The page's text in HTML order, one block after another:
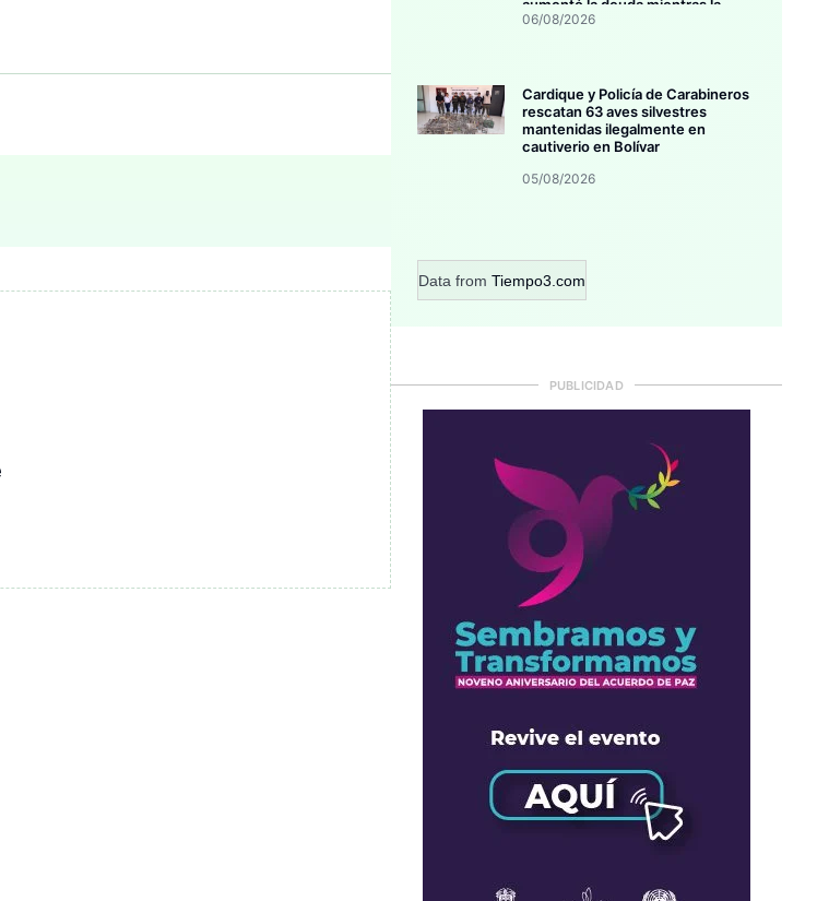
aumentó la deuda mientras la
inversión se estanca
06/08/2026
Cardique y Policía de Carabineros
rescatan 63 aves silvestres
mantenidas ilegalmente en
cautiverio en Bolívar
05/08/2026
Data from Tiempo3.com
PUBLICIDAD